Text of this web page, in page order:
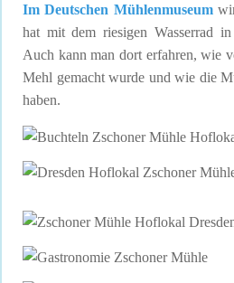
Im Deutschen Mühlenmuseum
hat mit dem riesigen Wasserrad
Auch kann man dort erfahren, wie
Mehl gemacht wurde und wie die
haben.